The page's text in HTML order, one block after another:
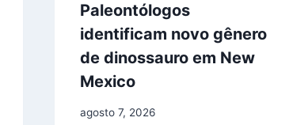
Paleontólogos
identificam novo gênero
de dinossauro em New
Mexico
agosto 7, 2026